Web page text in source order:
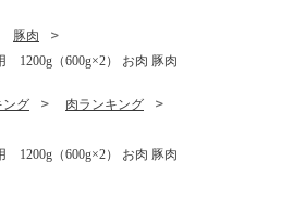
豚肉
1200g（600g×2） お肉 豚肉
ング
肉ランキング
1200g（600g×2） お肉 豚肉